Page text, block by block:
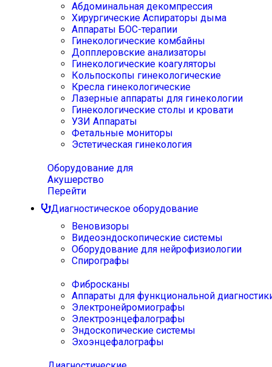
Абдоминальная декомпрессия
Хирургические Аспираторы дыма
Аппараты БОС-терапии
Гинекологические комбайны
Допплеровские анализаторы
Гинекологические коагуляторы
Кольпоскопы гинекологические
Кресла гинекологические
Лазерные аппараты для гинекологии
Гинекологические столы и кровати
УЗИ Аппараты
Фетальные мониторы
Эстетическая гинекология
Оборудование для
Акушерство
Перейти
Диагностическое оборудование
Веновизоры
Видеоэндоскопические системы
Оборудование для нейрофизиологии
Спирографы
Фибросканы
Аппараты для функциональной
Электронейромиографы
Электроэнцефалографы
Эндоскопические системы
Эхоэнцефалографы